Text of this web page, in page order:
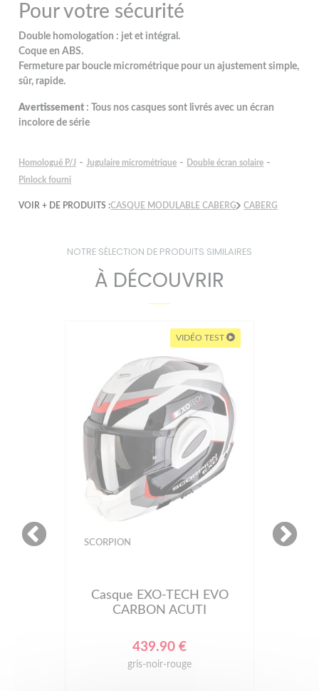
Pour votre sécurité
Double homologation : jet et intégral.
Coque en ABS.
Fermeture par boucle micrométrique pour un ajustement simple,
sûr, rapide.
Avertissement : Tous nos casques sont livrés avec un écran
incolore de série
Homologué P/J - Jugulaire micrométrique - Double écran solaire -
Pinlock fourni
VOIR + DE PRODUITS :CASQUE MODULABLE CABERG CABERG
NOTRE SÉLECTION DE PRODUITS SIMILAIRES
À DÉCOUVRIR
VIDÉO TEST
SCORPION
Casque EXO-TECH EVO
CARBON ACUTI
439.90 €
gris-noir-rouge